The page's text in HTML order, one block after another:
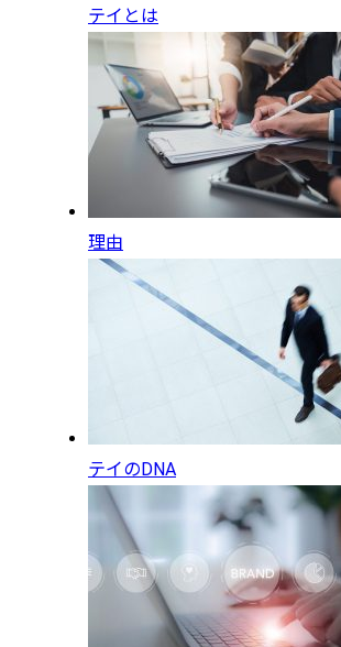
テイとは
理由
テイのDNA